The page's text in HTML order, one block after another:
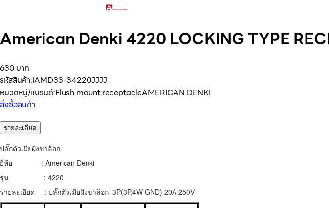
American Denki 4220 LOCKING TYPE
630 บาท
รหัสสินค้า:IAMD33-34220JJJJ
หมวดหมู่/แบรนด์:Flush mount receptacleAMERICAN DENKI
สั่งซื้อสินค้า
รายละเอียด
ปลั๊กตัวเมียฝังขาล็อก
ยี่ห้อ : American Denki
รุ่น : 4220
รายละเอียด : ปลั๊กตัวเมียฝังขาล็อก 3P(3P,4W GND) 20A 250V